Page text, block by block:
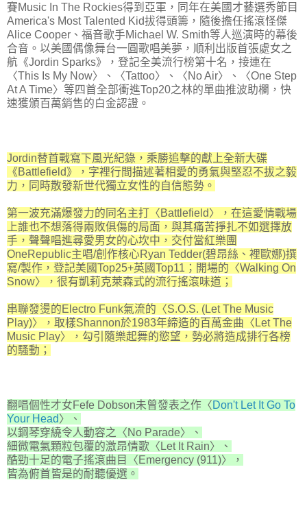
賽Music In The Rockies得到亞軍，同年在美國才藝選秀節目
America's Most Talented Kid拔得頭籌，隨後擔任搖滾怪傑
Alice Cooper、福音歌手Michael W. Smith等人巡演時的幕後
合音。以美國偶像舞台一圓歌唱美夢，順利出版首張處女之
航《Jordin Sparks》，登記全美流行榜第十名，接連在
〈This Is My Now〉、〈Tattoo〉、〈No Air〉、〈One Step
At A Time〉等四首全部衝進Top20之林的單曲推波助欄，快
速獲頒百萬銷售的白金認證。
Jordin替首戰寫下風光紀錄，乘勝追擊的獻上全新大碟
《Battlefield》，字裡行間描述著相愛的勇氣與堅忍不拔之毅
力，同時散發新世代獨立女性的自信態勢。
第一波充滿爆發力的同名主打〈Battlefield〉，在這愛情戰場
上誰也不想落得兩敗俱傷的局面，與其痛苦掙扎不如選擇放
手，聲聲唱進尋愛男女的心坎中，交付當紅樂團
OneRepublic主唱/創作核心Ryan Tedder(碧昂絲、裡歐娜)撰
寫/製作，登記美國Top25+英國Top11；開場的〈Walking On
Snow〉，很有凱莉克萊森式的流行搖滾味道；
串聯發燙的Electro Funk氣流的〈S.O.S. (Let The Music
Play)〉，取樣Shannon於1983年締造的百萬金曲〈Let The
Music Play〉，勾引隨樂起舞的慾望，勢必將造成排行各榜
的騷動；
翻唱個性才女Fefe Dobson未曾發表之作〈Don't Let It Go To
Your Head〉、
以鋼琴穿繞令人動容之〈No Parade〉、
細微電氣顆粒包覆的激昂情歌〈Let It Rain〉、
酷勁十足的電子搖滾曲目〈Emergency (911)〉，
皆為俯首皆是的耐聽優選。